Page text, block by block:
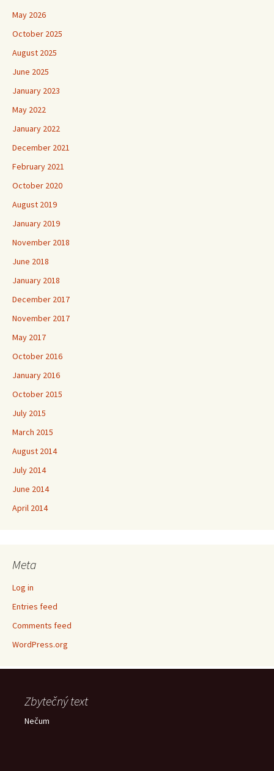
May 2026
October 2025
August 2025
June 2025
January 2023
May 2022
January 2022
December 2021
February 2021
October 2020
August 2019
January 2019
November 2018
June 2018
January 2018
December 2017
November 2017
May 2017
October 2016
January 2016
October 2015
July 2015
March 2015
August 2014
July 2014
June 2014
April 2014
Meta
Log in
Entries feed
Comments feed
WordPress.org
Zbytečný text
Nečum